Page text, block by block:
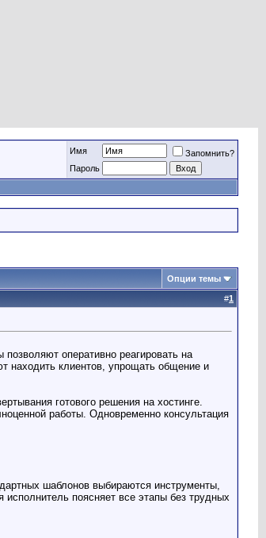
Имя
Запомнить?
Пароль
Опции темы
#1
оперативно реагировать на
находить клиентов, упрощать общение и
готового решения на хостинге.
работы. Одновременно консультация
шаблонов выбираются инструменты,
поясняет все этапы без трудных